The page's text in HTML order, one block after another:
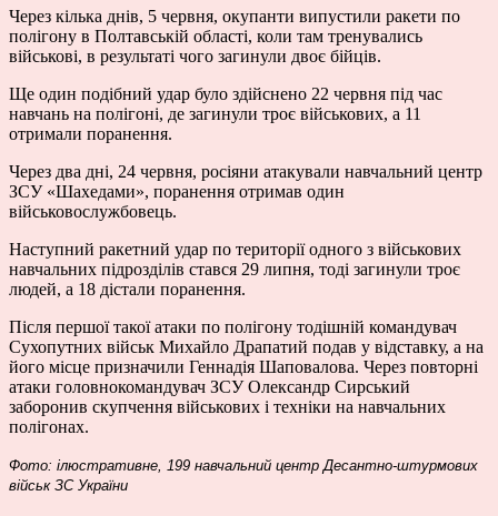
Через кілька днів, 5 червня, окупанти випустили ракети по
полігону в Полтавській області, коли там тренувались
військові, в результаті чого загинули двоє бійців.
Ще один подібний удар було здійснено 22 червня під час
навчань на полігоні, де загинули троє військових, а 11
отримали поранення.
Через два дні, 24 червня, росіяни атакували навчальний центр
ЗСУ «Шахедами», поранення отримав один
військовослужбовець.
Наступний ракетний удар по території одного з військових
навчальних підрозділів стався 29 липня, тоді загинули троє
людей, а 18 дістали поранення.
Після першої такої атаки по полігону тодішній командувач
Сухопутних військ Михайло Драпатий подав у відставку, а на
його місце призначили Геннадія Шаповалова. Через повторні
атаки головнокомандувач ЗСУ Олександр Сирський
заборонив скупчення військових і техніки на навчальних
полігонах.
Фото: ілюстративне, 199 навчальний центр Десантно-штурмових
військ ЗС України